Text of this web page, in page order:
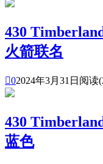
430
火箭联名
02024年3月31日 阅读
430
蓝色